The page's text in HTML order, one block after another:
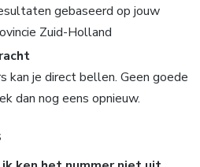
gebaseerd op jouw
Zuid-Holland
kan je direct bellen. Geen goede
dan nog eens opnieuw.